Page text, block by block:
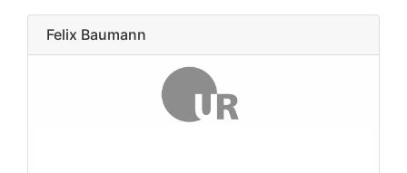
Felix Baumann